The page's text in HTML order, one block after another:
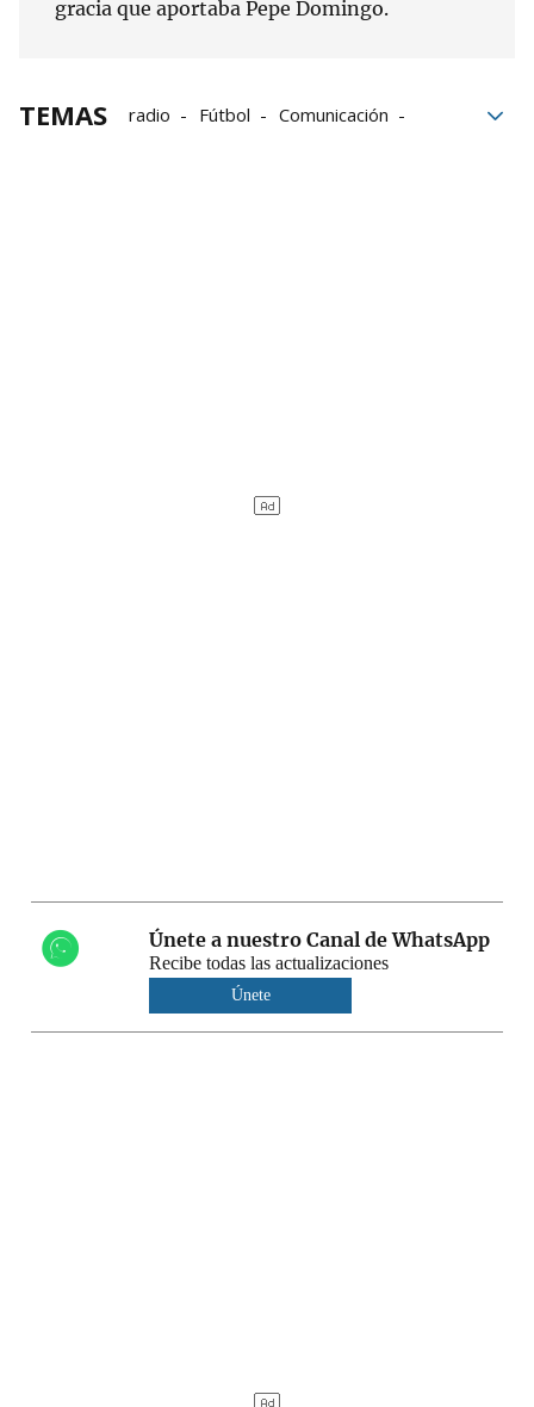
gracia que aportaba Pepe Domingo.
TEMAS radio Fútbol
Comunicación
Únete a nuestro Canal de WhatsApp
Recibe todas las actualizaciones
Únete